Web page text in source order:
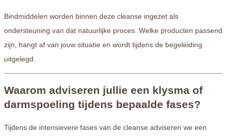
Bindmiddelen worden binnen deze cleanse ingezet als
ondersteuning van dat natuurlijke proces. Welke producten passend
zijn, hangt af van jouw situatie en wordt tijdens de begeleiding
uitgelegd.
Waarom adviseren jullie een klysma of
darmspoeling tijdens bepaalde fases?
Tijdens de intensievere fases van de cleanse adviseren we een